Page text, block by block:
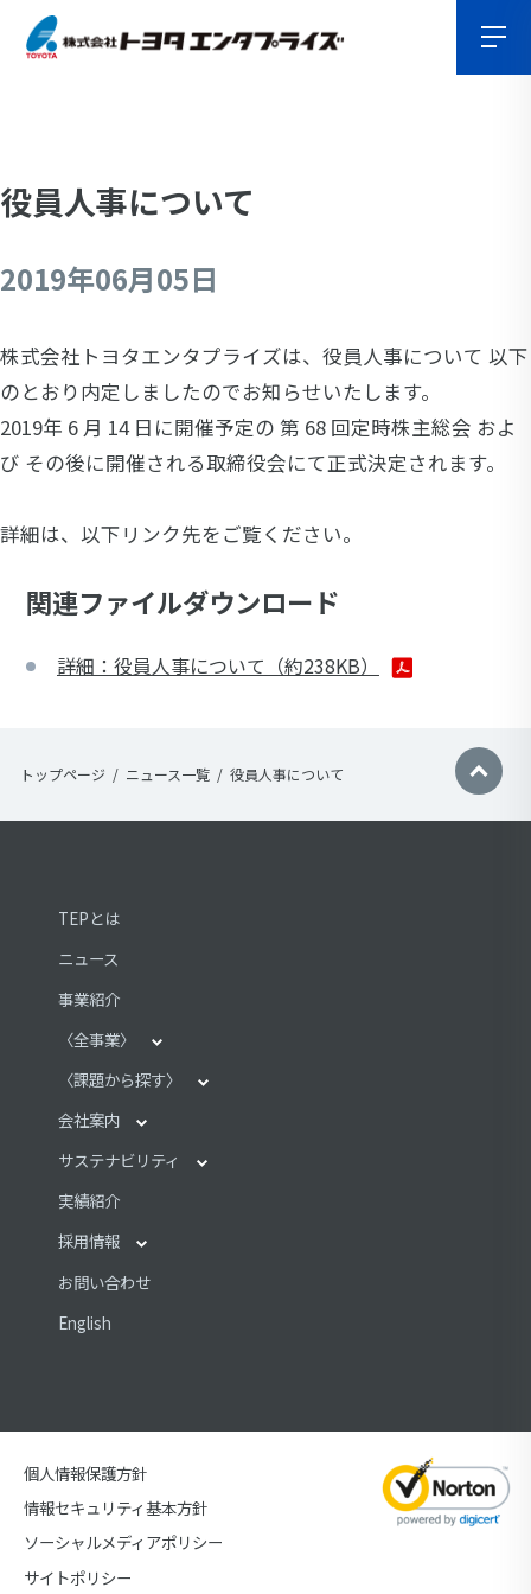
役員人事について
2019年06月05日
株式会社トヨタエンタプライズは、役員人事について 以下
のとおり内定しましたのでお知らせいたします。
2019年 6 月 14 日に開催予定の 第 68 回定時株主総会 およ
び その後に開催される取締役会にて正式決定されます。
詳細は、以下リンク先をご覧ください。
関連ファイルダウンロード
詳細：役員人事について（約238KB）
トップページ ニュース一覧 役員人事について
TEPとは
ニュース
事業紹介
〈全事業〉
ビルメンテナンス（清掃）
ビルメンテナンス（設備管理）
ホテル運営
レストラン・社員食堂
造園・緑地
法人向け各種ノベルティ
事務用消耗品販売トヨタキョウエイねっと
駐車場経営（コインパーキング）
テナントリーシング
テクニカルサポート
〈課題から探す〉
施設管理コストを削減したい
災害や感染症の対策をしたい
集客力のアップ
事務作業を効率化したい
交通安全対策をしたい
（安全衛生）
会社案内
会社案内一覧
社長メッセージ
会社概要
健康経営
サステナビリティ
サステナビリティTOP
環境への取り組み
社会への取り組み
実績紹介
採用情報
採用情報一覧
新卒採用情報
人材育成
お問い合わせ
English
個人情報保護方針
情報セキュリティ基本方針
ソーシャルメディアポリシー
サイトポリシー